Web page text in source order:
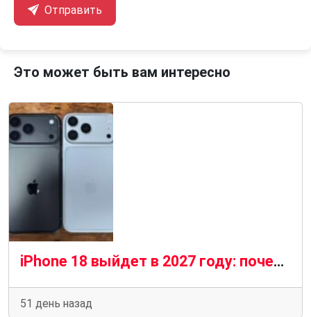
Отправить
Это может быть вам интересно
iPhone 18 выйдет в 2027 году: почему Apple изменила привычный график
51 день назад